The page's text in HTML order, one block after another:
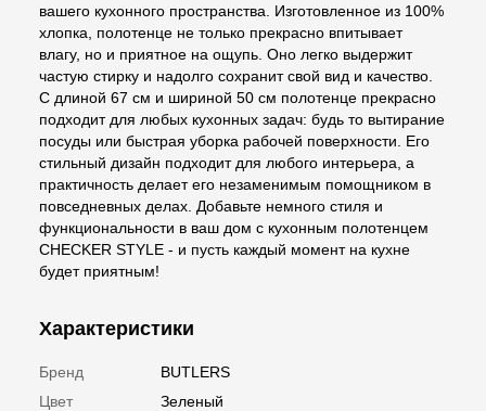
вашего кухонного пространства. Изготовленное из 100%
хлопка, полотенце не только прекрасно впитывает
влагу, но и приятное на ощупь. Оно легко выдержит
частую стирку и надолго сохранит свой вид и качество.
С длиной 67 см и шириной 50 см полотенце прекрасно
подходит для любых кухонных задач: будь то вытирание
посуды или быстрая уборка рабочей поверхности. Его
стильный дизайн подходит для любого интерьера, а
практичность делает его незаменимым помощником в
повседневных делах. Добавьте немного стиля и
функциональности в ваш дом с кухонным полотенцем
CHECKER STYLE - и пусть каждый момент на кухне
будет приятным!
Характеристики
Бренд
BUTLERS
Цвет
Зеленый